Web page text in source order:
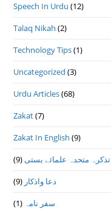
Speech In Urdu (12)
Talaq Nikah (2)
Technology Tips(1)
Uncategorized (3)
Urdu Articles(68)
Zakat(7)
Zakat In English (9)
تذكرہ متحدہ علمائے بستى(9)
دعا واذكار (9)
سفر نامہ (1)